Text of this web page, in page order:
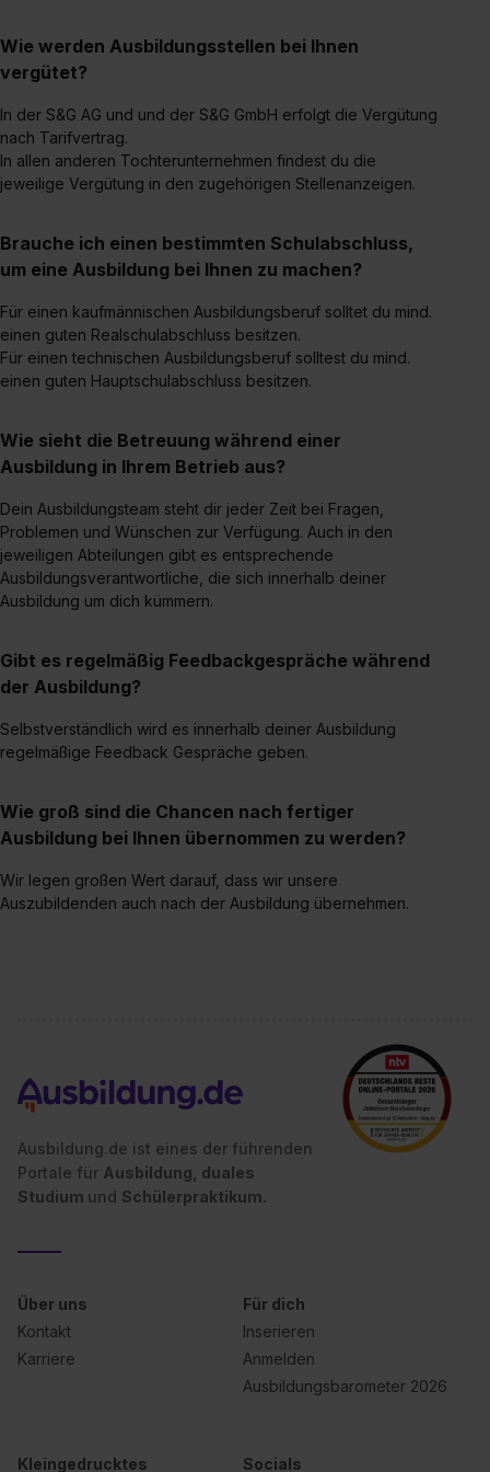
Eine Erlaubnis hierfür kannst du auch später noch im
Einzelfall bei dem jeweiligen Inhalt erteilen. Willst du nur
Auswahl über die Checkboxen und klick auf „Auswahl
erlauben“. Die Einwilligung zur Platzierung von Cookies
der Kategorien „Präferenzen“, „Statistiken“ und „Social
zur Übermittlung deiner Daten in die USA (Art. 49 Abs. 1
S. 1 lit. a) DS-GVO). Die USA verfügen über kein
II). Du kannst die von dir erteilte Einwilligung jederzeit mit
Wirkung für die Zukunft ganz oder teilweise über unsere
Datenschutzerklärung unter dem Punkt „Datenschutz-
Einstellungen“ widerrufen. Weitere Informationen zu den
zeigen“. Weitere Informationen:Datenschutzerklärung
Impressum.
Wie werden Ausbildungsstellen bei Ihnen
vergütet?
In der S&G AG und und der S&G GmbH erfolgt die Vergütung
nach Tarifvertrag.
In allen anderen Tochterunternehmen findest du die
jeweilige Vergütung in den zugehörigen Stellenanzeigen.
Brauche ich einen bestimmten Schulabschluss,
um eine Ausbildung bei Ihnen zu machen?
Für einen kaufmännischen Ausbildungsberuf solltet du mind.
einen guten Realschulabschluss besitzen.
Für einen technischen Ausbildungsberuf solltest du mind.
einen guten Hauptschulabschluss besitzen.
Wie sieht die Betreuung während einer
Ausbildung in Ihrem Betrieb aus?
Dein Ausbildungsteam steht dir jeder Zeit bei Fragen,
Problemen und Wünschen zur Verfügung. Auch in den
jeweiligen Abteilungen gibt es entsprechende
Ausbildungsverantwortliche, die sich innerhalb deiner
Ausbildung um dich kümmern.
Gibt es regelmäßig Feedbackgespräche während
der Ausbildung?
Selbstverständlich wird es innerhalb deiner Ausbildung
regelmäßige Feedback Gespräche geben.
Wie groß sind die Chancen nach fertiger
Ausbildung bei Ihnen übernommen zu werden?
Wir legen großen Wert darauf, dass wir unsere
Auszubildenden auch nach der Ausbildung übernehmen.
Ausbildung.de ist eines der führenden
Portale für Ausbildung, duales
Studium und Schülerpraktikum.
Über uns
Kontakt
Karriere
Für dich
Inserieren
Anmelden
Ausbildungsbarometer 2026
Kleingedrucktes Socials